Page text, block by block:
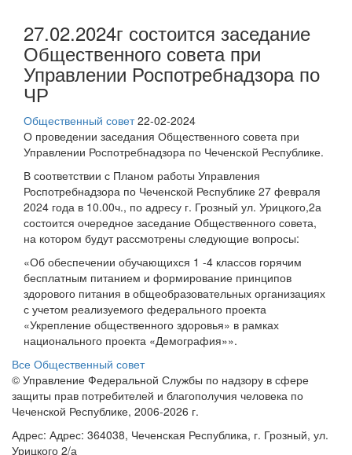
27.02.2024г состоится заседание
Общественного совета при
Управлении Роспотребнадзора по
ЧР
Общественный совет 22-02-2024
О проведении заседания Общественного совета при
Управлении Роспотребнадзора по Чеченской Республике.
В соответствии с Планом работы Управления
Роспотребнадзора по Чеченской Республике 27 февраля
2024 года в 10.00ч., по адресу г. Грозный ул. Урицкого,2а
состоится очередное заседание Общественного совета,
на котором будут рассмотрены следующие вопросы:
«Об обеспечении обучающихся 1 -4 классов горячим
бесплатным питанием и формирование принципов
здорового питания в общеобразовательных организациях
с учетом реализуемого федерального проекта
«Укрепление общественного здоровья» в рамках
национального проекта «Демография»».
Все Общественный совет
© Управление Федеральной Службы по надзору в сфере
защиты прав потребителей и благополучия человека по
Чеченской Республике, 2006-2026 г.
Адрес: Адрес: 364038, Чеченская Республика, г. Грозный, ул.
Урицкого 2/а